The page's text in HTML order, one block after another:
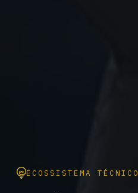
ECOSSISTEMA TÉCNICO